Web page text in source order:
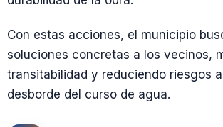
Con estas acciones, el municipio
soluciones concretas a los vecinos,
transitabilidad y reduciendo riesgos
desborde del curso de agua.